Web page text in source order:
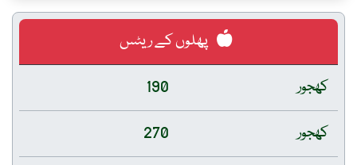
پھلوں کے ریٹس
کھجور
190
کھجور
270